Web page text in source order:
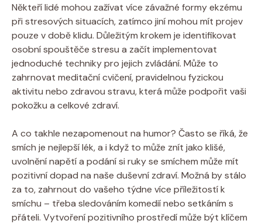
Někteří⁢ lidé⁢ mohou zažívat více závažné formy⁤ ekzému
při stresových situacích, zatímco jiní ⁤mohou mít projev
pouze‍ v době⁤ klidu. ‌Důležitým⁢ krokem ⁣je ⁤identifikovat
osobní spouštěče ⁣stresu⁣ a začít implementovat
⁣jednoduché techniky⁢ pro jejich zvládání.⁤ Může to⁣
zahrnovat meditační ⁢cvičení, pravidelnou fyzickou⁣
aktivitu ‌nebo ⁤zdravou stravu, která může podpořit vaši
pokožku a celkové zdraví.
A co takhle nezapomenout na humor? Často se říká, že
⁤smích je nejlepší lék, a i když to ​může znít jako klišé,
uvolnění ⁢napětí ‌a podání si ruky‍ se smíchem může mít​
pozitivní‍ dopad ‍na naše duševní zdraví. Možná by⁢ stálo
⁢za⁤ to, zahrnout‍ do vašeho‌ týdne více⁣ příležitostí k
smíchu – ‍třeba sledováním komedií nebo setkáním ​s
přáteli. Vytvoření pozitivního prostředí⁣ může ⁢být klíčem